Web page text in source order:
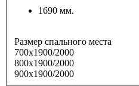
1690 мм.
Размер спального места
700х1900/2000
800х1900/2000
900х1900/2000